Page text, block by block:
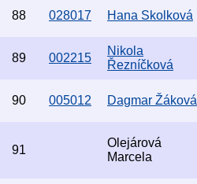
88 028017 Hana Skolková
89 002215
Nikola
Řezníčková
90 005012 Dagmar Žáková
91
Olejárová
Marcela